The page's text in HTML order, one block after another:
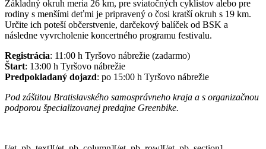
Základný okruh meria 26 km, pre sviatočných cyklistov alebo pre
rodiny s menšími deťmi je pripravený o čosi kratší okruh s 19 km.
Určite ich poteší občerstvenie, darčekový balíček od BSK a
následne vyvrcholenie koncertného programu festivalu.
Registrácia: 11:00 h Tyršovo nábrežie (zadarmo)
Štart: 13:00 h Tyršovo nábrežie
Predpokladaný dojazd: po 15:00 h Tyršovo nábrežie
Pod záštitou Bratislavského samosprávneho kraja a s organizačnou
podporou špecializovanej predajne Greenbike.